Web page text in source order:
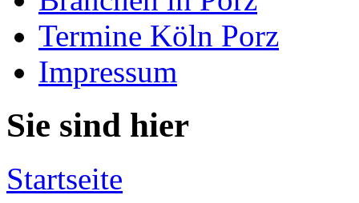
Termine Köln Porz
Impressum
Sie sind hier
Startseite